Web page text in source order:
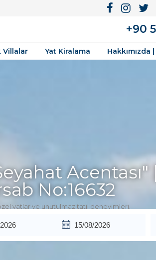
+90
Villalar Yat Kiralama Hakkımızda
Acentası
No: 16632
Güvenilir Tatil Deneyimi
Çıkış Tarihi